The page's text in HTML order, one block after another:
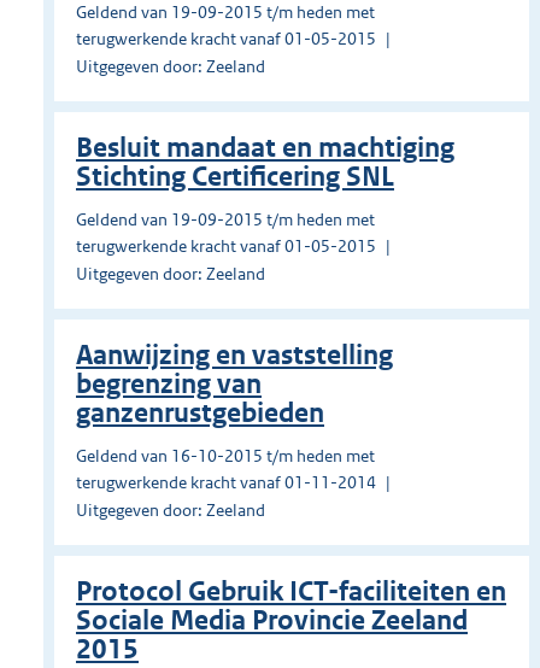
Geldend van 19-09-2015 t/m heden met
terugwerkende kracht vanaf 01-05-2015
Uitgegeven door: Zeeland
Besluit mandaat en machtiging
Stichting Certificering SNL
Geldend van 19-09-2015 t/m heden met
terugwerkende kracht vanaf 01-05-2015
Uitgegeven door: Zeeland
Aanwijzing en vaststelling
begrenzing van
ganzenrustgebieden
Geldend van 16-10-2015 t/m heden met
terugwerkende kracht vanaf 01-11-2014
Uitgegeven door: Zeeland
Protocol Gebruik ICT-faciliteiten en
Sociale Media Provincie Zeeland
2015